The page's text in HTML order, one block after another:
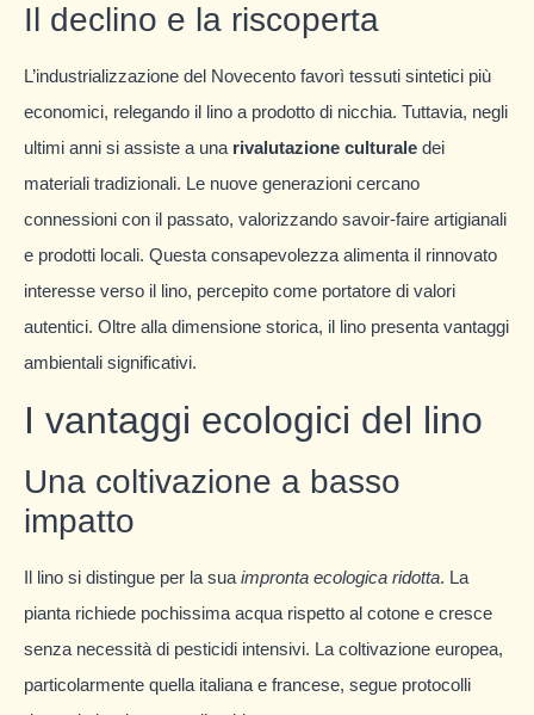
Il declino e la riscoperta
L’industrializzazione del Novecento favorì tessuti sintetici più
economici, relegando il lino a prodotto di nicchia. Tuttavia, negli
ultimi anni si assiste a una rivalutazione culturale dei
materiali tradizionali. Le nuove generazioni cercano
connessioni con il passato, valorizzando savoir-faire artigianali
e prodotti locali. Questa consapevolezza alimenta il rinnovato
interesse verso il lino, percepito come portatore di valori
autentici. Oltre alla dimensione storica, il lino presenta vantaggi
ambientali significativi.
I vantaggi ecologici del lino
Una coltivazione a basso
impatto
Il lino si distingue per la suaimpronta ecologica ridotta. La
pianta richiede pochissima acqua rispetto al cotone e cresce
senza necessità di pesticidi intensivi. La coltivazione europea,
particolarmente quella italiana e francese, segue protocolli